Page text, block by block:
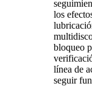
los
bloqueo
línea de
seguir